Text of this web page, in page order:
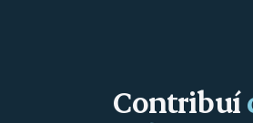
Contribuí